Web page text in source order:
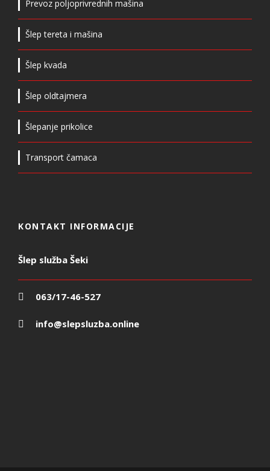
Prevoz poljoprivrednih mašina
Šlep tereta i mašina
Šlep kvada
Šlep oldtajmera
Šlepanje prikolice
Transport čamaca
KONTAKT INFORMACIJE
Šlep služba Šeki
063/17-46-527
info@slepsluzba.online